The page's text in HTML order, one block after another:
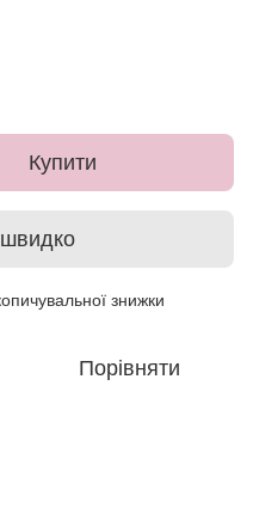
Купити
знижки
Порівняти